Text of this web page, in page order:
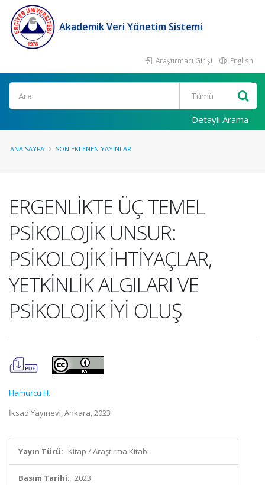
Akademik Veri Yönetim Sistemi
Araştırmacı Girişi English
Ara
Detaylı Arama
ANA SAYFA SON EKLENEN YAYINLAR
ERGENLİKTE ÜÇ TEMEL
PSİKOLOJİK UNSUR:
PSİKOLOJİK İHTİYAÇLAR,
YETKİNLİK ALGILARI VE
PSİKOLOJİK İYİ OLUŞ
Hamurcu H.
İksad Yayınevi, Ankara, 2023
Yayın Türü: Kitap / Araştırma Kitabı
Basım Tarihi: 2023